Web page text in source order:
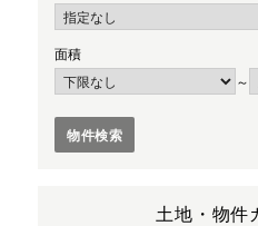
面積
～
土地・物件